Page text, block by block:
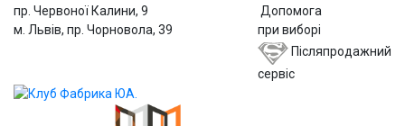
пр. Червоної Калини, 9
м. Львів, пр. Чорновола, 39
Допомога
при виборі
Післяпродажний
сервіс